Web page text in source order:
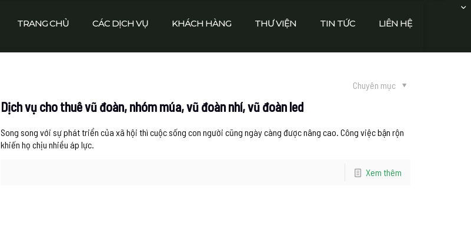
TRANG CHỦ CÁC DỊCH VỤ KHÁCH HÀNG THƯ VIỆN TIN TỨC LIÊN HỆ
Chuyên mục
Dịch vụ cho thuê vũ đoàn, nhóm múa, vũ đoàn nhí, vũ đoàn led
Song song với sự phát triển của xã hội thì cuộc sống con người cũng ngày càng được nâng cao. Công việc bận rộn
khiến họ chịu nhiều áp lực.
Xem thêm